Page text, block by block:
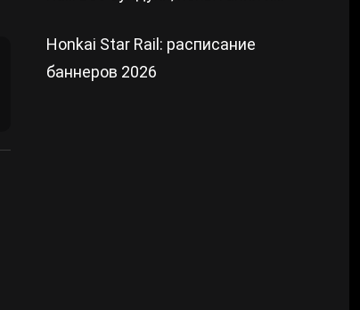
Honkai Star Rail: расписание
баннеров 2026